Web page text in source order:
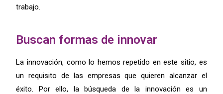
trabajo.
Buscan formas de innovar
La innovación, como lo hemos repetido en este sitio, es
un requisito de las empresas que quieren alcanzar el
éxito. Por ello, la búsqueda de la innovación es un